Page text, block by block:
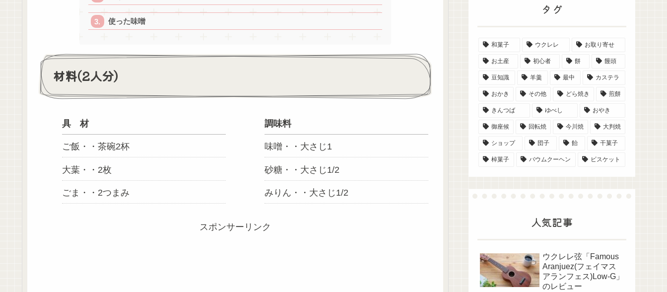
使った味噌
材料(2人分)
具 材
ご飯・・茶碗2杯
大葉・・2枚
ごま・・2つまみ
調味料
味噌・・大さじ1
砂糖・・大さじ1/2
みりん・・大さじ1/2
スポンサーリンク
タグ
和菓子 ウクレレ お取り寄せ
お土産 初心者 餅 饅頭
豆知識 羊羹 最中 カステラ
おかき その他 どら焼き 煎餅
きんつば ゆべし おやき
御座候 回転焼 今川焼 大判焼
ショップ 団子 飴 干菓子
棹菓子 バウムクーヘン ビスケット
人気記事
ウクレレ弦「Famous
Aranjuez(フェイマス
アランフェス)Low-G」
のレビュー